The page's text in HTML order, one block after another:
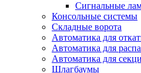
Сигнальные
Консольные системы
Складные ворота
Автоматика для
Автоматика для
Автоматика для
Шлагбаумы